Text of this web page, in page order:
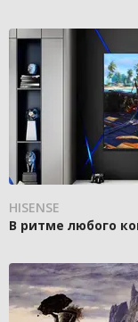
HISENSE
В ритме любого